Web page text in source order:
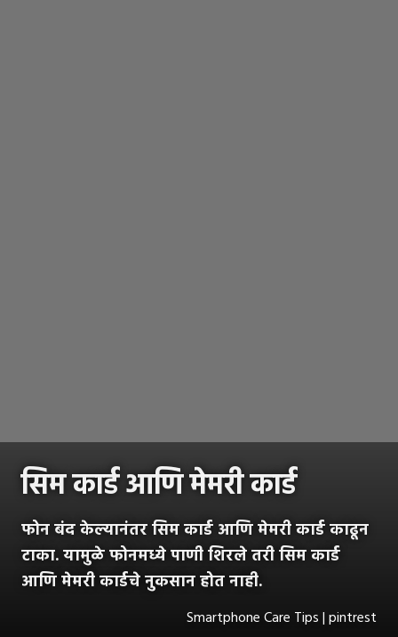
सिम कार्ड आणि मेमरी कार्ड
फोन बंद केल्यानंतर सिम कार्ड आणि मेमरी कार्ड काढून
टाका. यामुळे फोनमध्ये पाणी शिरले तरी सिम कार्ड
आणि मेमरी कार्डचे नुकसान होत नाही.
Smartphone Care Tips | pintrest